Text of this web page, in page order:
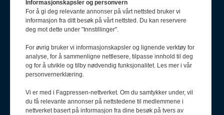
Meld deg på nyhetsbrev
Informasjonskapsler og personvern
For å gi deg relevante annonser på vårt nettsted bruker vi
informasjon fra ditt besøk på vårt nettsted. Du kan reservere
deg mot dette under "Innstillinger".
For øvrig bruker vi informasjonskapsler og lignende verktøy for
analyse, for å sammenligne nettlesere, tilpasse innhold til deg
og for å utvikle og tilby nødvendig funksjonalitet. Les mer i vår
personvernerklæring.
Vi er med i Fagpressen-nettverket. Om du samtykker under, vil
du få relevante annonser på nettstedene til medlemmene i
nettverket basert på informasjon fra dine besøk på tvers av